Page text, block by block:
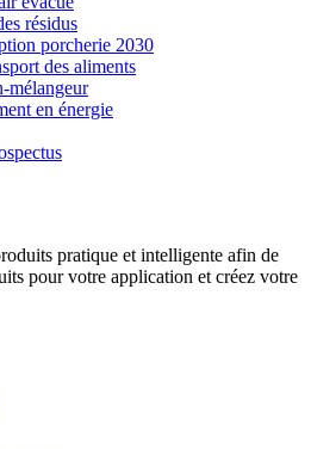
résidus
porcherie 2030
des aliments
mélangeur
en énergie
pratique et intelligente afin de
pour votre application et créez votre